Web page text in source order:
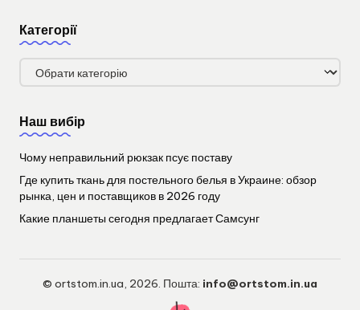
Категорії
Категорії
Наш вибір
Чому неправильний рюкзак псує поставу
Где купить ткань для постельного белья в Украине: обзор
рынка, цен и поставщиков в 2026 году
Какие планшеты сегодня предлагает Самсунг
© ortstom.in.ua, 2026. Пошта: info@ortstom.in.ua